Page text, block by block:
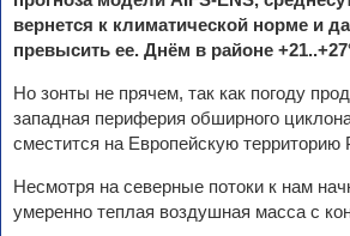
вернется к климатической норме и
превысить ее. Днём в районе
Но зонты не прячем, так как погоду
западная периферия обширного
сместится на Европейскую территорию
Несмотря на северные потоки к нам
умеренно теплая воздушная масса с